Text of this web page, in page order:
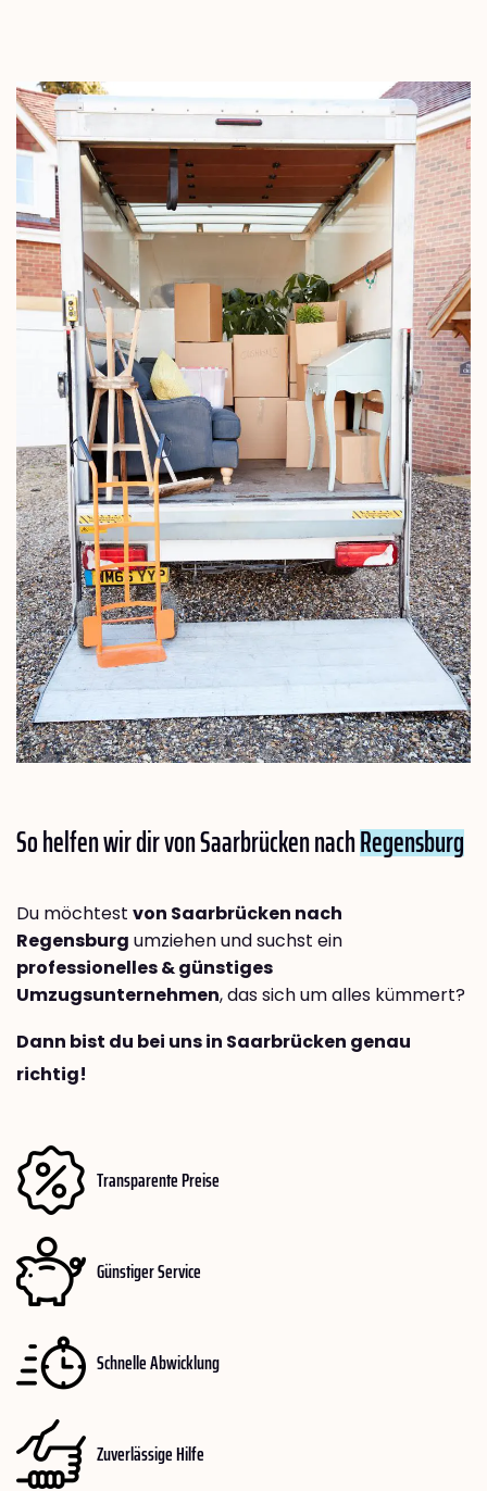
So helfen wir dir von Saarbrücken nachRegensburg
Du möchtest von Saarbrücken nach
Regensburg umziehen und suchst ein
professionelles & günstiges
Umzugsunternehmen, das sich um alles kümmert?
Dann bist du bei uns in Saarbrücken genau
richtig!
Transparente Preise
Günstiger Service
Schnelle Abwicklung
Zuverlässige Hilfe